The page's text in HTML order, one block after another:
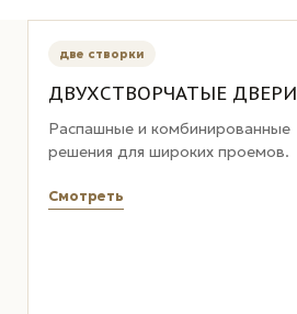
две створки
ДВУХСТВОРЧАТЫЕ ДВЕРИ
Распашные и комбинированные
решения для широких проемов.
Смотреть